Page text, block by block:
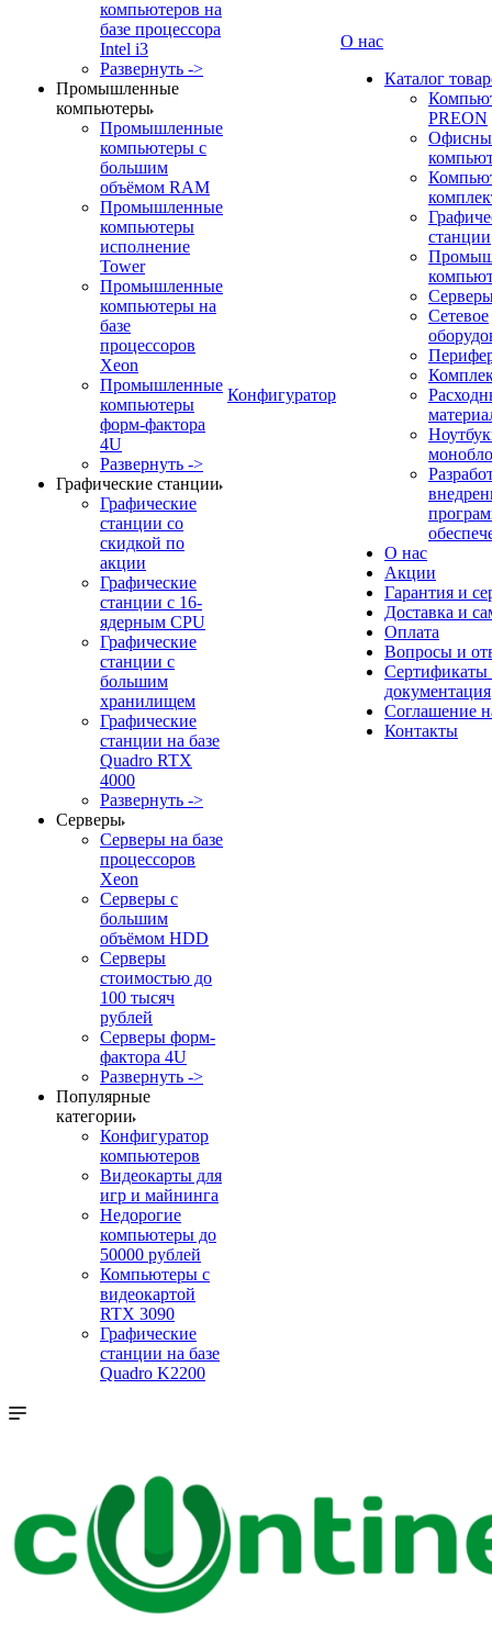
компьютеров на
базе процессора
Intel i3
Развернуть ->
Промышленные
компьютеры
Промышленные
компьютеры с
большим
объёмом RAM
Промышленные
компьютеры
исполнение
Tower
Промышленные
компьютеры на
базе
процессоров
Xeon
Промышленные
компьютеры
форм-фактора
4U
Развернуть ->
Графические станции
Графические
станции со
скидкой по
акции
Графические
станции с 16-
ядерным CPU
Графические
станции с
большим
хранилищем
Графические
станции на базе
Quadro RTX
4000
Развернуть ->
Серверы
Серверы на базе
процессоров
Xeon
Серверы с
большим
объёмом HDD
Серверы
стоимостью до
100 тысяч
рублей
Серверы форм-
фактора 4U
Развернуть ->
Популярные
категории
Конфигуратор
компьютеров
Видеокарты для
игр и майнинга
Недорогие
компьютеры до
50000 рублей
Компьютеры с
видеокартой
RTX 3090
Графические
станции на базе
Quadro K2200
Конфигуратор
О нас
Каталог
PREON
станции
Сетевое
О нас
Акции
Гарантия и
Доставка и
Оплата
Вопросы и
Сертификаты
документация
Соглашение
Контакты